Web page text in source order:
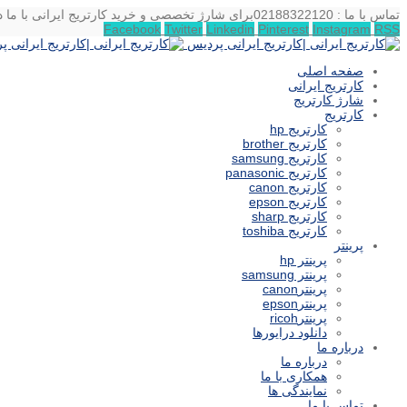
تماس با ما : 02188322120
برای شارژ تخصصی و خرید کارتریج ایرانی با ما
Facebook Twitter Linkedin Pinterest Instagram RSS
صفحه اصلی
کارتریج ایرانی
شارژ کارتریج
کارتریج
کارتریج hp
کارتریج brother
کارتریج samsung
کارتریج panasonic
کارتریج canon
کارتریج epson
کارتریج sharp
کارتریج toshiba
پرینتر
پرینتر hp
پرینتر samsung
پرینترcanon
پرینترepson
پرینترricoh
دانلود درایورها
درباره ما
درباره ما
همکاری با ما
نمایندگی ها